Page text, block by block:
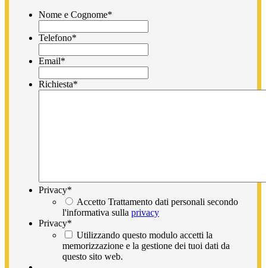
Nome e Cognome*
Telefono*
Email*
Richiesta*
Privacy*
Accetto Trattamento dati personali secondo
l'informativa sulla privacy
Privacy*
Utilizzando questo modulo accetti la
memorizzazione e la gestione dei tuoi dati da
questo sito web.